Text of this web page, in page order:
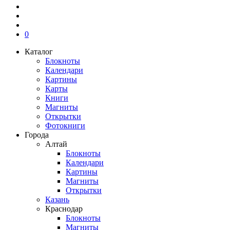
0
Каталог
Блокноты
Календари
Картины
Карты
Книги
Магниты
Открытки
Фотокниги
Города
Алтай
Блокноты
Календари
Картины
Магниты
Открытки
Казань
Краснодар
Блокноты
Магниты